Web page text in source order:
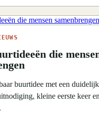
die
buurtidee met een
kleine eerste keer